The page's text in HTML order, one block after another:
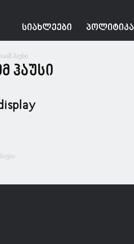
ᲡᲘᲐᲮᲚᲔᲔᲑᲘ ᲞᲝᲚᲘᲢᲘᲙᲐ
ჰაუსი
ჰაუსი